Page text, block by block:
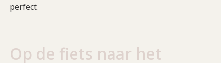
perfect.
Op de fiets naar het